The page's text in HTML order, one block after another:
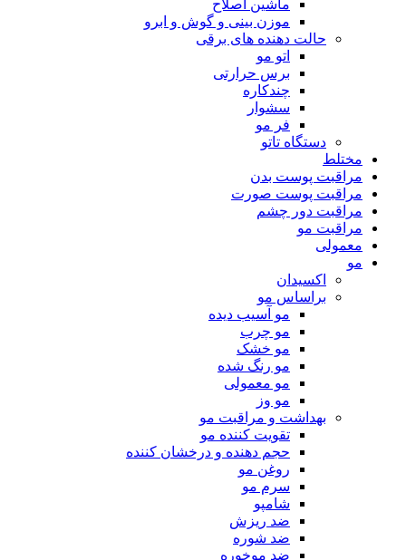
ماشین اصلاح
موزن بینی و گوش و ابرو
حالت دهنده های برقی
اتو مو
برس حرارتی
چندکاره
سشوار
فر مو
دستگاه تاتو
مختلط
مراقبت پوست بدن
مراقبت پوست صورت
مراقبت دور چشم
مراقبت مو
معمولی
مو
اکسیدان
براساس مو
مو آسیب دیده
مو چرب
مو خشک
مو رنگ شده
مو معمولی
مو وز
بهداشت و مراقبت مو
تقویت کننده مو
حجم دهنده و درخشان کننده
روغن مو
سرم مو
شامپو
ضد ریزش
ضد شوره
ضد موخوره